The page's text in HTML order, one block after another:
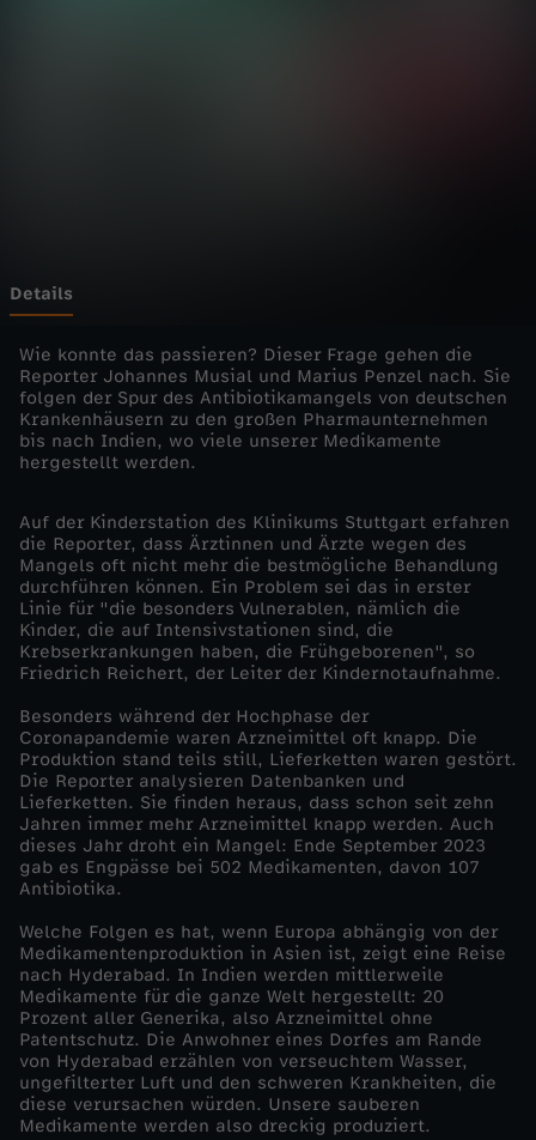
i
n
z
e
l
d
o
k
u
s
-
A
n
t
i
Details
Wie konnte das passieren? Dieser Frage gehen die
Reporter Johannes Musial und Marius Penzel nach. Sie
folgen der Spur des Antibiotikamangels von deutschen
Krankenhäusern zu den großen Pharmaunternehmen
bis nach Indien, wo viele unserer Medikamente
hergestellt werden.
Auf der Kinderstation des Klinikums Stuttgart erfahren
die Reporter, dass Ärztinnen und Ärzte wegen des
Mangels oft nicht mehr die bestmögliche Behandlung
durchführen können. Ein Problem sei das in erster
Linie für "die besonders Vulnerablen, nämlich die
Kinder, die auf Intensivstationen sind, die
Krebserkrankungen haben, die Frühgeborenen", so
Friedrich Reichert, der Leiter der Kindernotaufnahme.
Besonders während der Hochphase der
Coronapandemie waren Arzneimittel oft knapp. Die
Produktion stand teils still, Lieferketten waren gestört.
Die Reporter analysieren Datenbanken und
Lieferketten. Sie finden heraus, dass schon seit zehn
Jahren immer mehr Arzneimittel knapp werden. Auch
dieses Jahr droht ein Mangel: Ende September 2023
gab es Engpässe bei 502 Medikamenten, davon 107
Antibiotika.
Welche Folgen es hat, wenn Europa abhängig von der
Medikamentenproduktion in Asien ist, zeigt eine Reise
nach Hyderabad. In Indien werden mittlerweile
Medikamente für die ganze Welt hergestellt: 20
Prozent aller Generika, also Arzneimittel ohne
Patentschutz. Die Anwohner eines Dorfes am Rande
von Hyderabad erzählen von verseuchtem Wasser,
ungefilterter Luft und den schweren Krankheiten, die
diese verursachen würden. Unsere sauberen
Medikamente werden also dreckig produziert.